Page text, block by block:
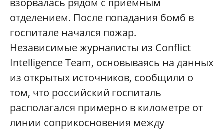
взорвалась рядом с приемным
отделением. После попадания бомб в
госпитале начался пожар.
Независимые журналисты из Conflict
Intelligence Team, основываясь на данных
из открытых источников, сообщили о
том, что российский госпиталь
располагался примерно в километре от
линии соприкосновения между